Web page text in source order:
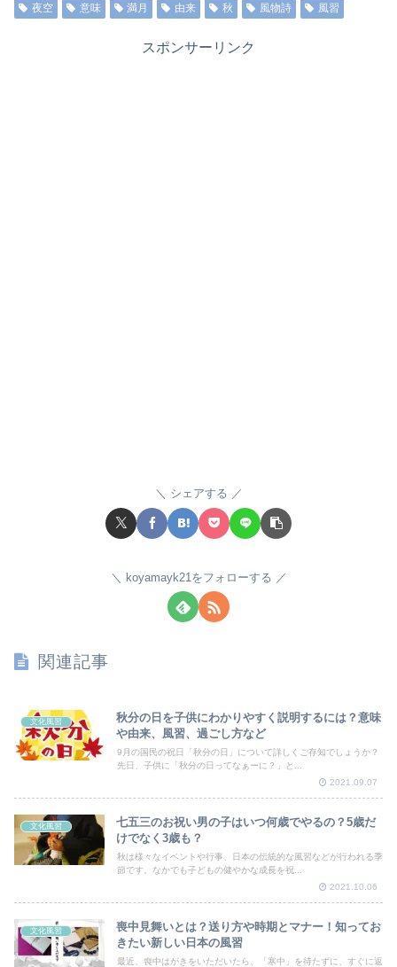
夜空
意味 満月 由来 秋 風物詩 風習
スポンサーリンク
シェアする
koyamayk21をフォローする
関連記事
文化風習
秋分の日を子供にわかりやすく説明するには？意味
や由来、風習、過ごし方など
9月の国民の祝日「秋分の日」について詳しくご存知でしょうか？
先日、子供に「秋分の日ってなぁーに？」と...
2021.09.07
文化風習
七五三のお祝い男の子はいつ何歳でやるの？5歳だ
けでなく3歳も？
秋は様々なイベントや行事、日本の伝統的な風習などが行われる季
節です。なかでも子どもの健やかな成長を祝...
2021.10.06
文化風習
喪中見舞いとは？送り方や時期とマナー！知ってお
きたい新しい日本の風習
最近、喪中はがきをいただいたら、「寒中」を待たずに、すぐに返